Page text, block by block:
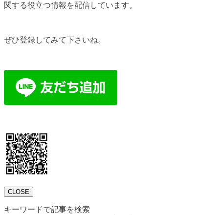
関する役立つ情報を配信しています。
ぜひ登録してみて下さいね。
CLOSE
キーワードで記事を検索